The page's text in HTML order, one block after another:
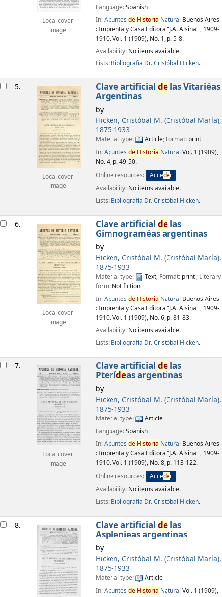
Local cover
image
Language:Spanish
In:Apuntes de Historia Natural Buenos Aires
: Imprenta y Casa Editora "J.A. Alsina" , 1909-
1910. Vol. 1 (1909), No. 1, p. 5-8.
Availability: No items available.
Lists: Bibliografía Dr. Cristóbal Hicken.
5.
Local cover
image
Clave artificial delas Vitariéas
Argentinas
by
Hicken, Cristóbal M. (Cristóbal María),
1875-1933
Material type: Article; Format: print
In:Apuntes de Historia Natural Vol. 1 (1909),
No. 4, p. 49-50.
Online resources:
Acceder
Availability: No items available.
Lists: Bibliografía Dr. Cristóbal Hicken.
6.
Local cover
image
Clave artificial delas
Gimnograméas argentinas
by
Hicken, Cristóbal M. (Cristóbal María),
1875-1933
Material type: Text; Format: print; Literary
form: Not fiction
In:Apuntes de Historia Natural Buenos Aires
: Imprenta y Casa Editora "J.A. Alsina" , 1909-
1910. Vol. 1 (1909), No. 6, p. 81-83.
Availability: No items available.
Lists: Bibliografía Dr. Cristóbal Hicken.
7.
Local cover
image
Clave artificial delas
Pterídeas argentinas
by
Hicken, Cristóbal M. (Cristóbal María),
1875-1933
Material type:
Article
Language:Spanish
In:Apuntes de Historia Natural Buenos Aires
: Imprenta y Casa Editora "J.A. Alsina" , 1909-
1910. Vol. 1 (1909), No. 8, p. 113-122.
Online resources:
Acceder
Availability: No items available.
Lists: Bibliografía Dr. Cristóbal Hicken.
8. Clave artificial delas
Asplenieas argentinas
by
Hicken, Cristóbal M. (Cristóbal María),
1875-1933
Material type:
Article
In:Apuntes de Historia Natural Vol. 1 (1909),